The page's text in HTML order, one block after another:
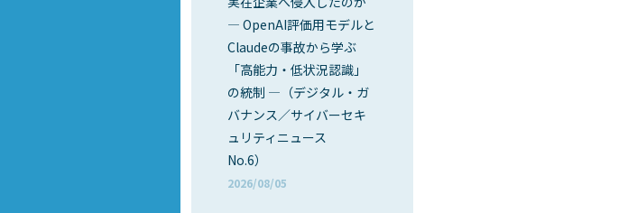
― OpenAI評価用モデルと
Claudeの事故から学ぶ
「高能力・低状況認識」
の統制 ―（デジタル・ガ
バナンス／サイバーセキ
ュリティニュース
No.6）
2026/08/05